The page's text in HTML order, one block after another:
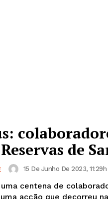
de
15 De Junho De 2023, 11:29h
centena de
acção que decorreu